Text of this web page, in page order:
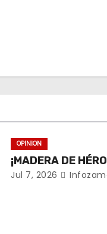
OPINION
¡MADERA DE
Jul 7, 2026